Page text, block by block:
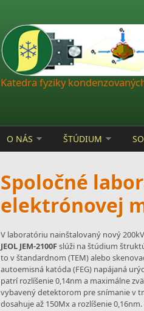
Katedra fyziky
O NÁS ŠTÚDIUM
Spoločné
elektrónovej
V laboratóriu nainštalovaný nový
JEOL JEM-2100Fslúži na štúdium
to v štandardnom (TEM) alebo
autoemisná katóda (FEG) napájaná
patrí rozlíšenie 0,14nm a maximálne
vybavený detektorom pre snímanie v
dosahuje až 150Mx a rozlíšenie